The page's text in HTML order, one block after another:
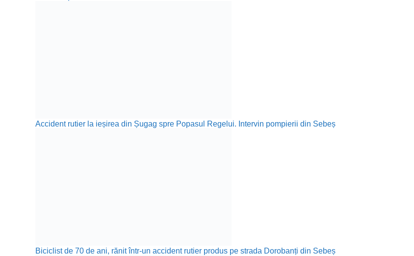
Accident rutier la ieșirea din Șugag spre Popasul Regelui. Intervin pompierii din Sebeș
Biciclist de 70 de ani, rănit într-un accident rutier produs pe strada Dorobanți din Sebeș